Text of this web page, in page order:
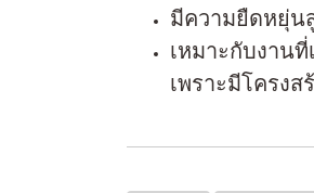
มีความยืดหยุ่น
เหมาะกับงาน
เพราะมีโครง